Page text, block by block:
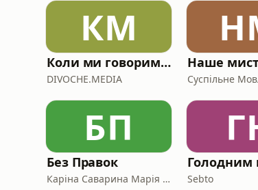
КМ
Коли ми говоримо про книжки
DIVOCHE.MEDIA
Наше
Суспільне
БП
Без Правок
Каріна Саварина Марія Олекса Sebto